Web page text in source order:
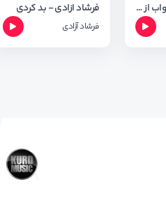
دانلود آهنگ بد خواب از فرشاد آزادی + متن اهنگ فرشاد ازادی - بد کردی
فرشاد آزادی